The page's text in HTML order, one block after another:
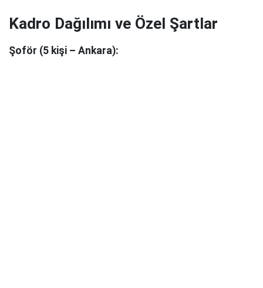
Kadro Dağılımı ve Özel Şartlar
Şoför (5 kişi – Ankara):